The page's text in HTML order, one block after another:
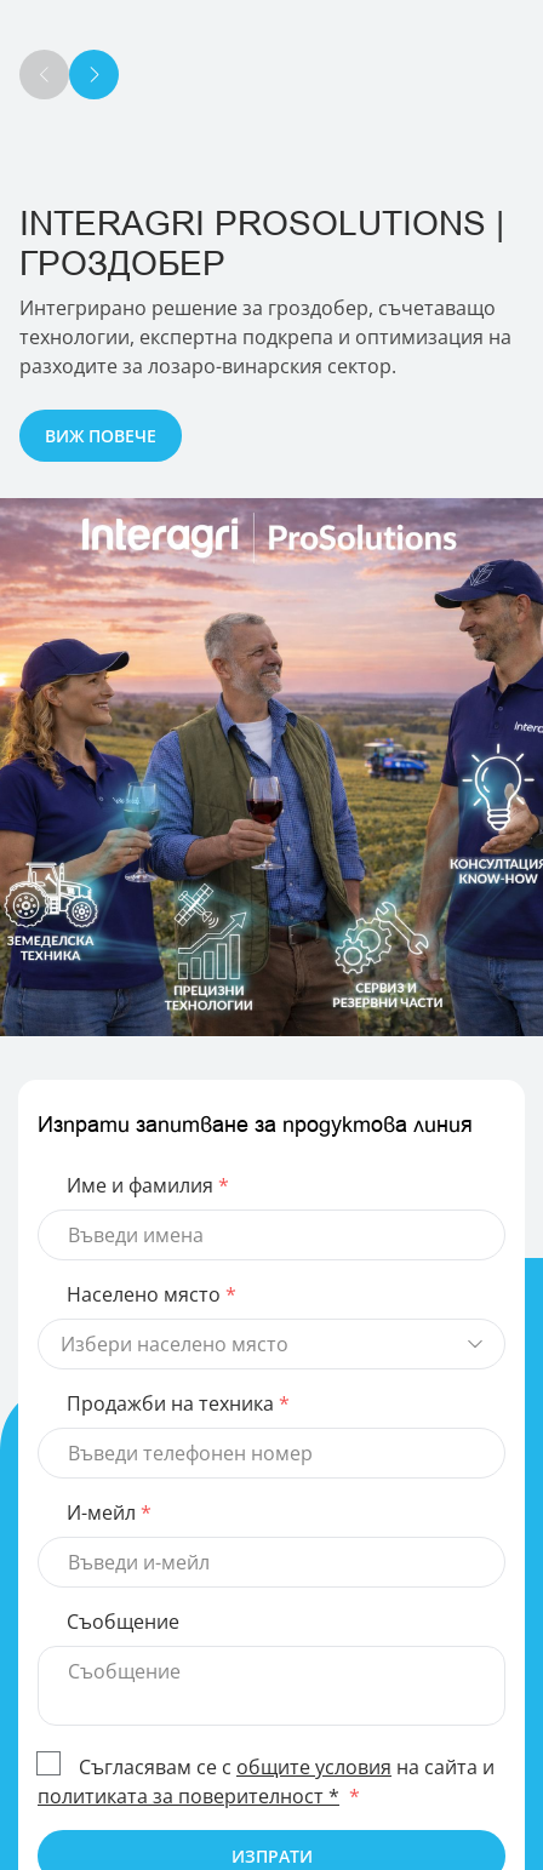
INTERAGRI PROSOLUTIONS |
ГРОЗДОБЕР
Интегрирано решение за гроздобер, съчетаващо
технологии, експертна подкрепа и оптимизация на
разходите за лозаро-винарския сектор.
ВИЖ ПОВЕЧЕ
Изпрати запитване за продуктова линия
Име и фамилия
Населено място
Избери населено място
Продажби на техника
И-мейл
Съобщение
Съгласявам се с общите условия на сайта и
политиката за поверителност *
ИЗПРАТИ